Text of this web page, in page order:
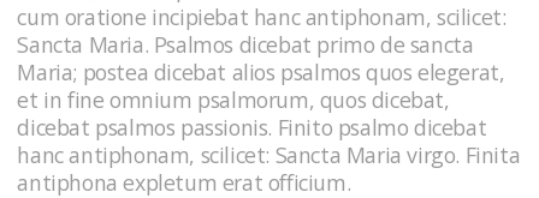
cum oratione incipiebat hanc antiphonam, scilicet:
Sancta Maria. Psalmos dicebat primo de sancta
Maria; postea dicebat alios psalmos quos elegerat,
et in fine omnium psalmorum, quos dicebat,
dicebat psalmos passionis. Finito psalmo dicebat
hanc antiphonam, scilicet: Sancta Maria virgo. Finita
antiphona expletum erat officium.